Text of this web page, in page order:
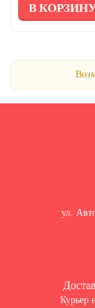
В
ул.
Курьер